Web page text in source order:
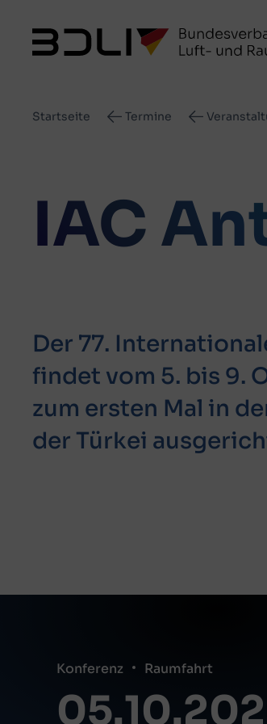
Startseite Termine
IAC
Der 77.
findet vom 5. bis 9.
zum ersten Mal in
der Türkei
Konferenz Raumfahrt